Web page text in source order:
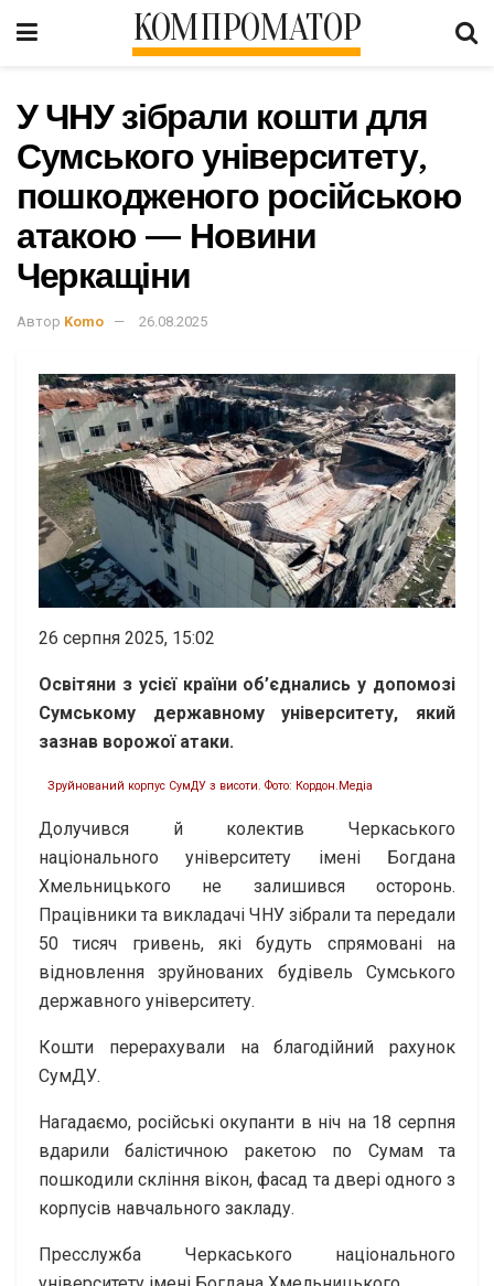
КОМПРОМАТОР
У ЧНУ зібрали кошти для
Сумського університету,
пошкодженого російською
атакою — Новини
Черкащіни
Автор Komo 26.08.2025
26 серпня 2025, 15:02
Освітяни з усієї країни об’єднались у допомозі
Сумському державному університету, який
зазнав ворожої атаки.
Зруйнований корпус СумДУ з висоти. Фото: Кордон.Медіа
Долучився й колектив Черкаського
національного університету імені Богдана
Хмельницького не залишився осторонь.
Працівники та викладачі ЧНУ зібрали та передали
50 тисяч гривень, які будуть спрямовані на
відновлення зруйнованих будівель Сумського
державного університету.
Кошти перерахували на благодійний рахунок
СумДУ.
Нагадаємо, російські окупанти в ніч на 18 серпня
вдарили балістичною ракетою по Сумам та
пошкодили скління вікон, фасад та двері одного з
корпусів навчального закладу.
Пресслужба Черкаського національного